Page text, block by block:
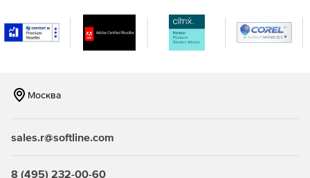
Возможность создавать оповещения в режиме
реального времени, когда в сети встречаются IP-
адреса и URL-адреса, занесенные в черный список в
глобальном масштабе и распознанные по каналам на
Повышение безопасности и обеспечение
Эффективный мониторинг, отчетность и аудит
Москва
sales.r@softline.com
8 (495) 232-00-60